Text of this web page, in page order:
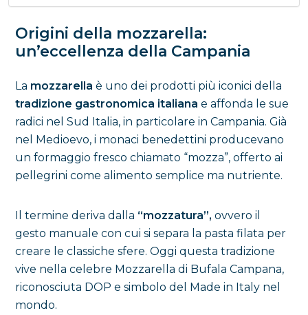
Origini della mozzarella:
un’eccellenza della Campania
La mozzarella è uno dei prodotti più iconici della
tradizione gastronomica italiana e affonda le sue
radici nel Sud Italia, in particolare in Campania. Già
nel Medioevo, i monaci benedettini producevano
un formaggio fresco chiamato “mozza”, offerto ai
pellegrini come alimento semplice ma nutriente.
Il termine deriva dalla “mozzatura”, ovvero il
gesto manuale con cui si separa la pasta filata per
creare le classiche sfere. Oggi questa tradizione
vive nella celebre Mozzarella di Bufala Campana,
riconosciuta DOP e simbolo del Made in Italy nel
mondo.